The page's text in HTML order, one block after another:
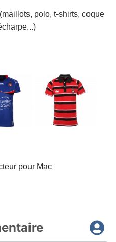
(maillots, polo, t-shirts, coque
pour Mac